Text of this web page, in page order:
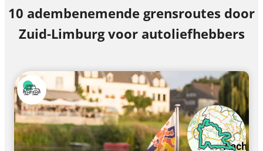
10 adembenemende grensroutes door
Zuid-Limburg voor autoliefhebbers